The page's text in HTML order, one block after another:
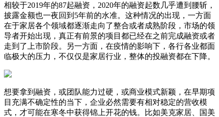
相较于2019年的87起融资，2020年的融资起数几乎遭到腰斩，
披露金额也一夜回到5年前的水准。这种情况的出现，一方面
在于家居各个领域都逐渐走向了整合或者成熟阶段，市场的领
导者开始出现，真正有前景的项目都已经在之前完成融资或者
走到了上市阶段。另一方面，在疫情的影响下，各行各业都面
临极大的压力，不仅仅是家居行业，整体的投融资都在下降。
想要拿到融资，或团队能力过硬，或商业模式新颖，在早期项
目充满不确定性的当下，企业必然需要有相对稳定的营收模
式，才可能在寒冬中获得锦上开花的钱。比如美克家居、国美